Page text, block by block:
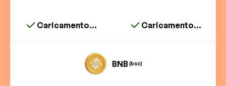
Caricamento... Caricamento...
BNB(bsc)